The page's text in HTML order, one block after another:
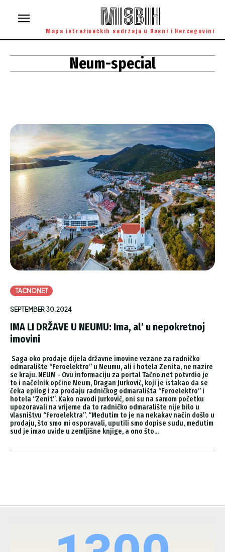
MISBIH
Mapa istraživačkih sadržaja u Bosni i Hercegovini
Neum-special
TACNONET
SEPTEMBER 30, 2024
IMA LI DRŽAVE U NEUMU: Ima, al’ u nepokretnoj
imovini
Saga oko prodaje dijela državne imovine vezane za radničko
odmaralište “Feroelektro” u Neumu, ali i hotela Zenita, ne nazire
se kraju. NEUM - Ovu informaciju za portal Tačno.net potvrdio je
to i načelnik općine Neum, Dragan Jurković, koji je istakao da se
čeka epilog i za prodaju radničkog odmarališta “Feroelektro” i
hotela “Zenit”. Kako navodi Jurković, oni su na samom početku
upozoravali na vrijeme da to radničko odmaralište nije bilo u
vlasništvu “Feroelektra”. “Međutim to je na nekakav način došlo u
prodaju, što smo mi osporavali, uputili smo dopise sudu, međutim
sud je imao uvide u zemljišne knjige, a ono što...